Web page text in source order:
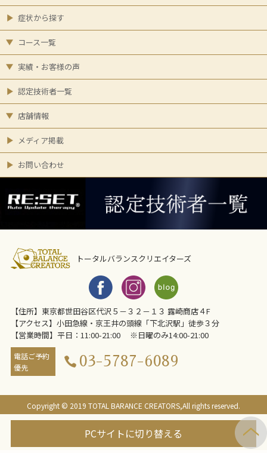
症状から探す
コース一覧
実績・お客様の声
認定技術者一覧
店舗情報
メディア掲載
お問い合わせ
トータルバランスクリエイターズ
【住所】東京都世田谷区代沢５－３２－１３ 露崎商店４F
【アクセス】小田急線・京王井の頭線「下北沢駅」徒歩３分
【営業時間】平日：11:00-21:00 ※日曜のみ14:00-21:00
電話ご予約
優先
03-5787-6089
Copyright © 2019 TOTAL BARANCE CREATORS,All rights reserved.
PCサイトに切り替える